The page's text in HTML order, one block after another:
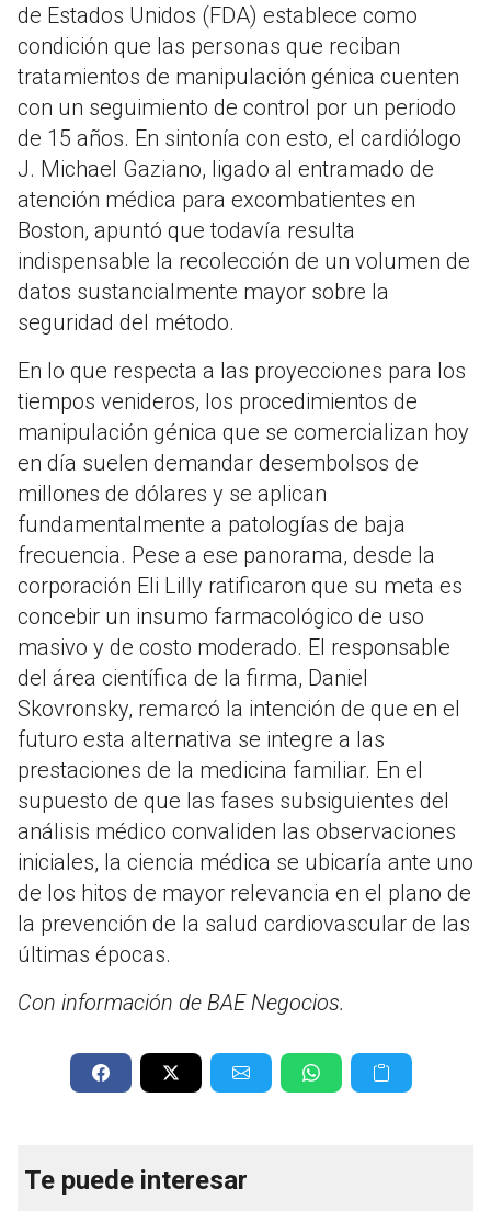
de Estados Unidos (FDA) establece como
condición que las personas que reciban
tratamientos de manipulación génica cuenten
con un seguimiento de control por un periodo
de 15 años. En sintonía con esto, el cardiólogo
J. Michael Gaziano, ligado al entramado de
atención médica para excombatientes en
Boston, apuntó que todavía resulta
indispensable la recolección de un volumen de
datos sustancialmente mayor sobre la
seguridad del método.
En lo que respecta a las proyecciones para los
tiempos venideros, los procedimientos de
manipulación génica que se comercializan hoy
en día suelen demandar desembolsos de
millones de dólares y se aplican
fundamentalmente a patologías de baja
frecuencia. Pese a ese panorama, desde la
corporación Eli Lilly ratificaron que su meta es
concebir un insumo farmacológico de uso
masivo y de costo moderado. El responsable
del área científica de la firma, Daniel
Skovronsky, remarcó la intención de que en el
futuro esta alternativa se integre a las
prestaciones de la medicina familiar. En el
supuesto de que las fases subsiguientes del
análisis médico convaliden las observaciones
iniciales, la ciencia médica se ubicaría ante uno
de los hitos de mayor relevancia en el plano de
la prevención de la salud cardiovascular de las
últimas épocas.
Con información de BAE Negocios.
Te puede interesar